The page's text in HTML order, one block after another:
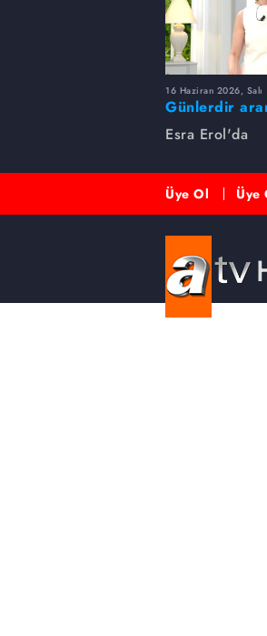
16 Haziran 2026, Salı
Günlerdir
dakikalar
Esra Erol'da
Üye Ol Üye